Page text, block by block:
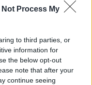
Not Process My
to third parties, or
information for
the below opt-out
note that after your
continue seeing
per garantire
massima
Glorio e il
Fausto
del
e alla